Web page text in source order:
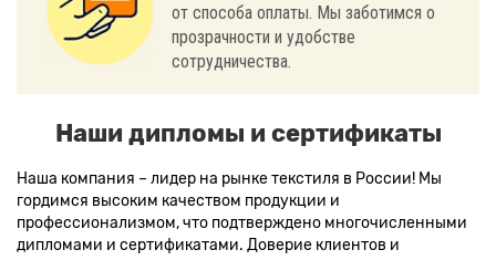
от способа оплаты. Мы заботимся о
прозрачности и удобстве
сотрудничества.
Наши дипломы и сертификаты
Наша компания – лидер на рынке текстиля в России! Мы
гордимся высоким качеством продукции и
профессионализмом, что подтверждено многочисленными
дипломами и сертификатами. Доверие клиентов и